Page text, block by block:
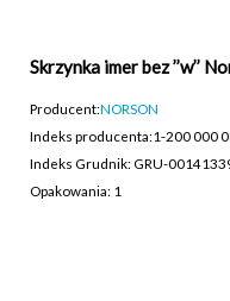
Skrzynka imer bez ’’w’’
Producent:NORSON
Indeks producenta:1-200 000
Indeks Grudnik: GRU-
Opakowania: 1